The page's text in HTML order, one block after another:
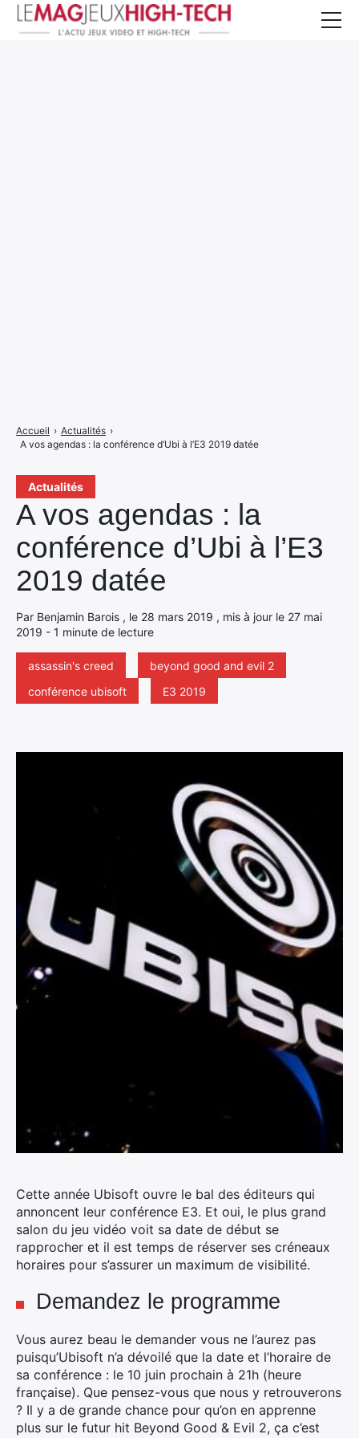
Actualités
A vos agendas : la
conférence d’Ubi à l’E3
2019 datée
Par Benjamin Barois , le 28 mars 2019 , mis à jour le 27 mai
2019 - 1 minute de lecture
assassin's creed
beyond good and evil 2
conférence ubisoft
E3 2019
Accueil › Actualités ›
A vos agendas : la conférence d’Ubi à l’E3 2019 datée
Cette année Ubisoft ouvre le bal des éditeurs qui
annoncent leur conférence E3. Et oui, le plus grand
salon du jeu vidéo voit sa date de début se
rapprocher et il est temps de réserver ses créneaux
horaires pour s’assurer un maximum de visibilité.
Demandez le programme
Vous aurez beau le demander vous ne l’aurez pas
puisqu’Ubisoft n’a dévoilé que la date et l’horaire de
sa conférence : le 10 juin prochain à 21h (heure
française). Que pensez-vous que nous y retrouverons
? Il y a de grande chance pour qu’on en apprenne
plus sur le futur hit Beyond Good & Evil 2, ça c’est